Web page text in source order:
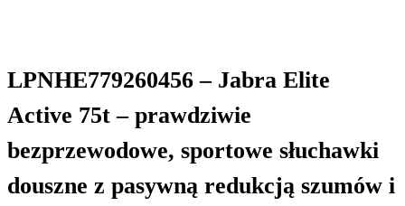
LPNHE779260456 – Jabra Elite
Active 75t – prawdziwie
bezprzewodowe, sportowe słuchawki
douszne z pasywną redukcją szumów i